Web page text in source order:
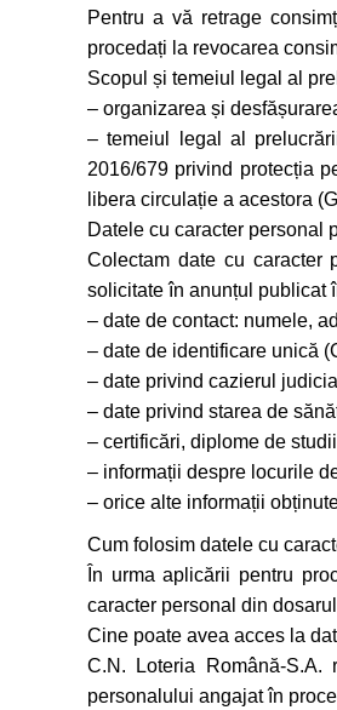
Pentru a vă retrage
procedați la revocarea
Scopul și temeiul legal al
– organizarea și
– temeiul legal al
2016/679 privind protecția
libera circulație a acestora
Datele cu caracter personal
Colectam date cu caracter
solicitate în anunțul publicat
– date de contact: numele,
– date de identificare unică
– date privind cazierul
– date privind starea de
– certificări, diplome de
– informații despre locurile
– orice alte informații
Cum folosim datele cu
În urma aplicării pentru
caracter personal din
Cine poate avea acces la
C.N. Loteria Română-
personalului angajat în